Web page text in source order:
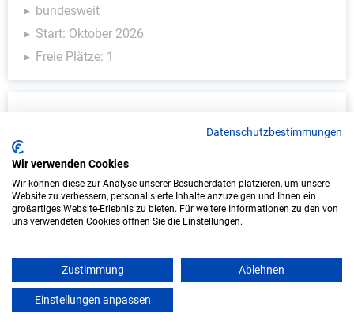
bundesweit
Start: Oktober 2026
Freie Plätze: 1
Duales Studium Informatik (B.Sc.) am
virtuellen Campus - Lange Immo GmbH
LANGE IMMO GmbH
In Kooperation mit IU Duales Studium
Datenschutzbestimmungen
Wir verwenden Cookies
Wir können diese zur Analyse unserer Besucherdaten platzieren, um unsere
Website zu verbessern, personalisierte Inhalte anzuzeigen und Ihnen ein
großartiges Website-Erlebnis zu bieten. Für weitere Informationen zu den von
uns verwendeten Cookies öffnen Sie die Einstellungen.
Zustimmung Ablehnen
Einstellungen anpassen